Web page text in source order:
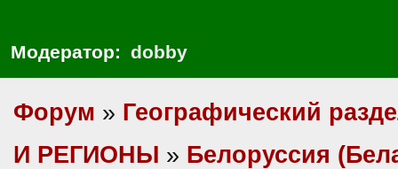
Модератор: dobby
Форум » Географический
И РЕГИОНЫ » Белоруссия